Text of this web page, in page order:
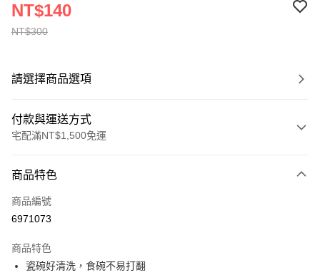
NT$300
NT$140
請選擇商品選項
付款與運送方式
宅配滿NT$1,500免運
信用卡一次付款
LINE Pay
悠遊付
商品特色
商品編號
6971073
商品特色
瓷碗好清洗，食碗不易打翻